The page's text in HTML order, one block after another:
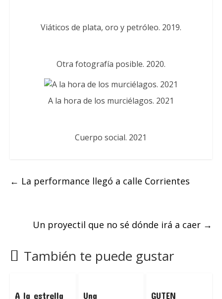
Viáticos de plata, oro y petróleo. 2019.
Otra fotografía posible. 2020.
A la hora de los murciélagos. 2021
Cuerpo social. 2021
← La performance llegó a calle Corrientes
Un proyectil que no sé dónde irá a caer →
También te puede gustar
A la estrella Una GUTEN